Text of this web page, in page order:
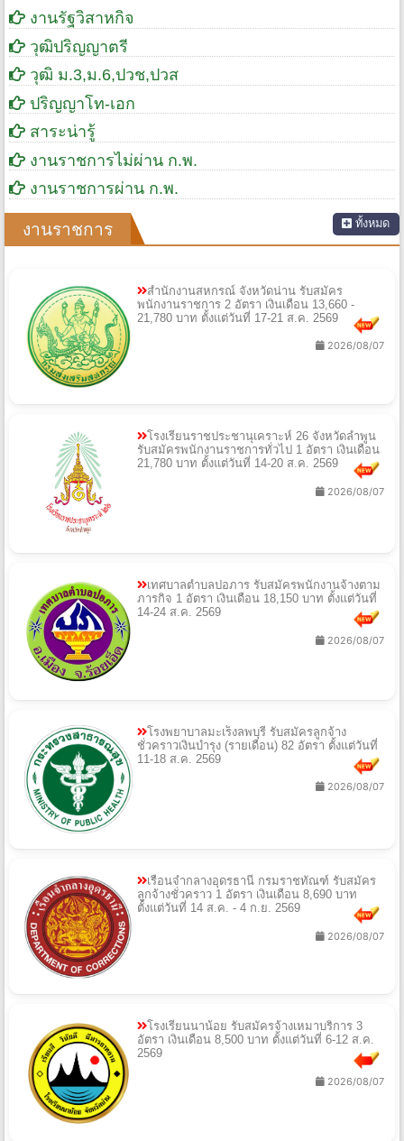
งานรัฐวิสาหกิจ
วุฒิปริญญาตรี
วุฒิ ม.3,ม.6,ปวช,ปวส
ปริญญาโท-เอก
สาระน่ารู้
งานราชการไม่ผ่าน ก.พ.
งานราชการผ่าน ก.พ.
งานราชการ ทั้งหมด
สำนักงานสหกรณ์ จังหวัดน่าน รับสมัคร
พนักงานราชการ 2 อัตรา เงินเดือน 13,660 -
21,780 บาท ตั้งแต่วันที่ 17-21 ส.ค. 2569
2026/08/07
โรงเรียนราชประชานุเคราะห์ 26 จังหวัดลำพูน
รับสมัครพนักงานราชการทั่วไป 1 อัตรา เงินเดือน
21,780 บาท ตั้งแต่วันที่ 14-20 ส.ค. 2569
2026/08/07
เทศบาลตำบลปอภาร รับสมัครพนักงานจ้างตาม
ภารกิจ 1 อัตรา เงินเดือน 18,150 บาท ตั้งแต่วันที่
14-24 ส.ค. 2569
2026/08/07
โรงพยาบาลมะเร็งลพบุรี รับสมัครลูกจ้าง
ชั่วคราวเงินบำรุง (รายเดือน) 82 อัตรา ตั้งแต่วันที่
11-18 ส.ค. 2569
2026/08/07
เรือนจำกลางอุดรธานี กรมราชทัณฑ์ รับสมัคร
ลูกจ้างชั่วคราว 1 อัตรา เงินเดือน 8,690 บาท
ตั้งแต่วันที่ 14 ส.ค. - 4 ก.ย. 2569
2026/08/07
โรงเรียนนาน้อย รับสมัครจ้างเหมาบริการ 3
อัตรา เงินเดือน 8,500 บาท ตั้งแต่วันที่ 6-12 ส.ค.
2569
2026/08/07